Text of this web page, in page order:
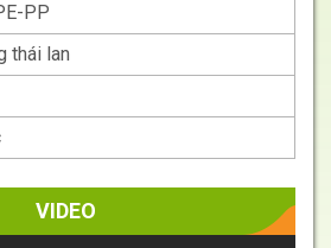
PP
thái lan
VIDEO